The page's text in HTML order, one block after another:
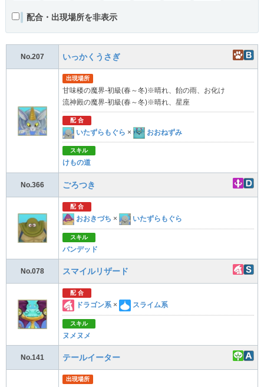
配合・出現場所を非表示
No.207 いっかくうさぎ
出現場所
甘味楼の魔界-初級(春～冬)※晴れ、飴の雨、お化け
流神殿の魔界-初級(春～冬)※晴れ、星座
配 合
いたずらもぐら × おおねずみ
スキル
けもの道
No.366 ごろつき
配 合
おおきづち × いたずらもぐら
スキル
バンデッド
No.078 スマイルリザード
配 合
ドラゴン系 × スライム系
スキル
ヌメヌメ
No.141 テールイーター
出現場所